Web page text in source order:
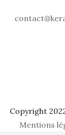
Copyright
Mentions